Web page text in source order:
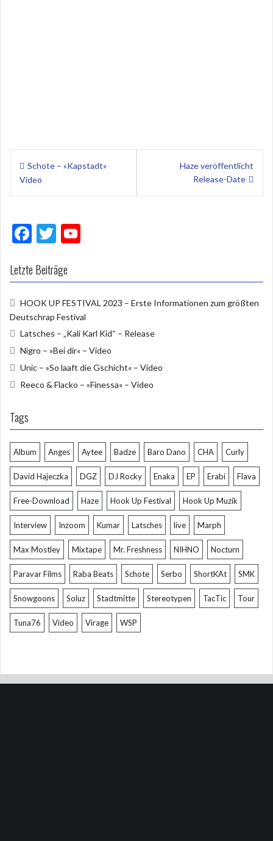
Beitragsnavigation
Schote – »Kapstadt«
Video
Haze veröffentlicht
Release-Date
F
e
o
o
k
T
itt
u
b
e
Letzte Beiträge
HOOK UP FESTIVAL 2023 – Erste Informationen zum größten
Deutschrap Festival
Latsches – „Kali Karl Kid“ – Release
Nigro – »Bei dir« – Video
Unic – »So laaft die Gschicht« – Video
Reeco & Flacko – »Finessa« – Video
Tags
Album Anges Aytee Badze Baro Dano CHA Curly
David Hajeczka DGZ DJ Rocky Enaka EP Erabi Flava
Free-Download Haze Hook Up Festival Hook Up Muzik
Interview Inzoom Kumar Latsches live Marph
Max Mostley Mixtape Mr. Freshness NIHNO Nocturn
Paravar Films Raba Beats Schote Serbo ShortKAt SMK
Snowgoons Soluz Stadtmitte Stereotypen TacTic Tour
Tuna76 Video Virage WSP